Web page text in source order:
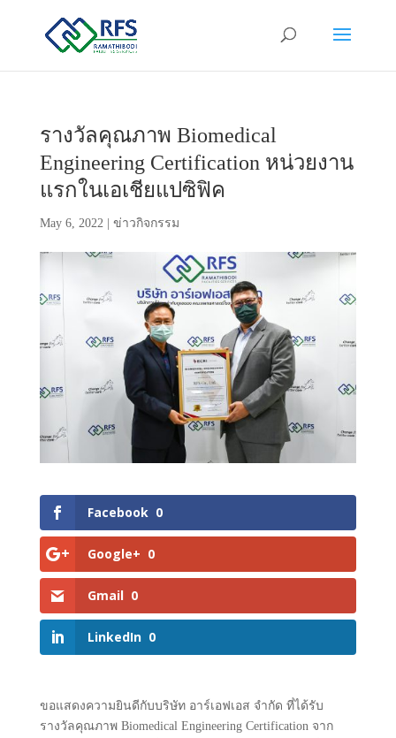
รางวัลคุณภาพ Biomedical
Engineering Certification หน่วยงาน
แรกในเอเชียแปซิฟิค
May 6, 2022| ข่าวกิจกรรม
Facebook 0
Google+ 0
Gmail 0
LinkedIn 0
ขอแสดงความยินดีกับบริษัท อาร์เอฟเอส จำกัด ที่ได้รับ
รางวัลคุณภาพ Biomedical Engineering Certification จาก